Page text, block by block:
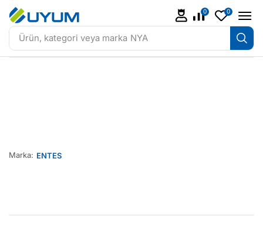
Ürün, kategori veya marka NYA
0 0
Marka: ENTES